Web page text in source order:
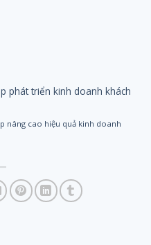
phát triển kinh doanh khách
nâng cao hiệu quả kinh doanh